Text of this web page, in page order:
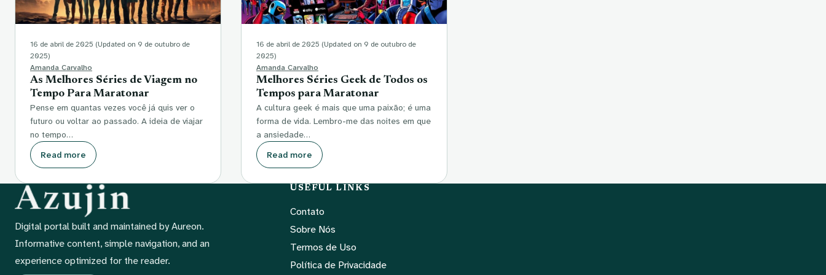
16 de abril de 2025 (Updated on 9 de outubro de
2025)
Amanda Carvalho
As Melhores Séries de Viagem no
Tempo Para Maratonar
Pense em quantas vezes você já quis ver o
futuro ou voltar ao passado. A ideia de viajar
no tempo…
Read more
16 de abril de 2025 (Updated on 9 de outubro de
2025)
Amanda Carvalho
Melhores Séries Geek de Todos os
Tempos para Maratonar
A cultura geek é mais que uma paixão; é uma
forma de vida. Lembro-me das noites em que
a ansiedade…
Read more
Digital portal built and maintained by Aureon.
Informative content, simple navigation, and an
experience optimized for the reader.
USEFUL LINKS
Contato
Sobre Nós
Termos de Uso
Política de Privacidade